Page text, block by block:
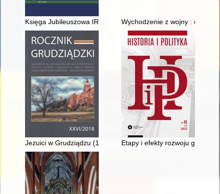
Księga Jubileuszowa IRWIR PAN : 1971-2021
Wychodzenie z wojny :
Jezuici w Grudziądzu (1935-1949) : historia domu
Etapy i efekty rozwoju